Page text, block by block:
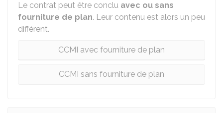
Le contrat peut être conclu avec ou sans
fourniture de plan. Leur contenu est alors un peu
différent.
CCMI avec fourniture de plan
CCMI sans fourniture de plan